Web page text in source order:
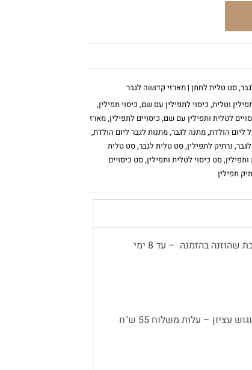
,סט טלית לחתן | מארזי קדושה לגבר
וטלית, כיסוי לתפילין עם שם, כיסוי תפילין,
לטלית ותפילין עם שם, כיסויים לתפילין,מארז
ליום הולדת,מתנה לגבר,מתנות לגבר ליום הולדת,
, נרתיק לתפילין,סט טלית לגבר,סט טלית
,סט כיסוי לטלית ותפילין,סט כיסויים
תיק תפילין
משלוח עד הבית יתבצע באמצעות שליח, לכתובת שהוזנה בהזמנה – עד 8 ימי
עציון – עלות משלוח 55 ש"ח